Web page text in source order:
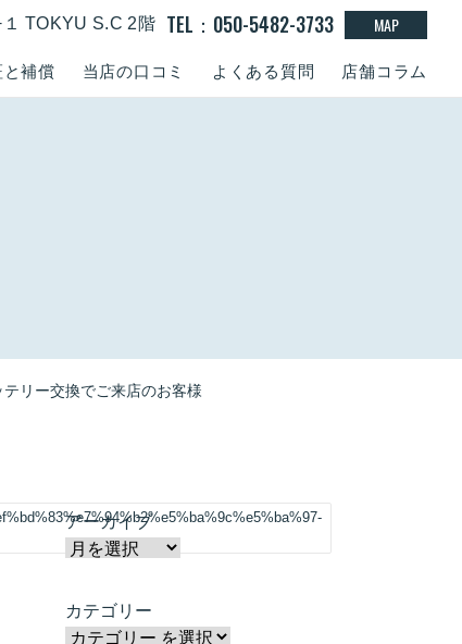
と補償 当店の口コミ よくある質問 店舗コラム
TOKYU S.C 2階 TEL：050-5482-3733 MAP
リー交換でご来店のお客様
アーカイブ
カテゴリー